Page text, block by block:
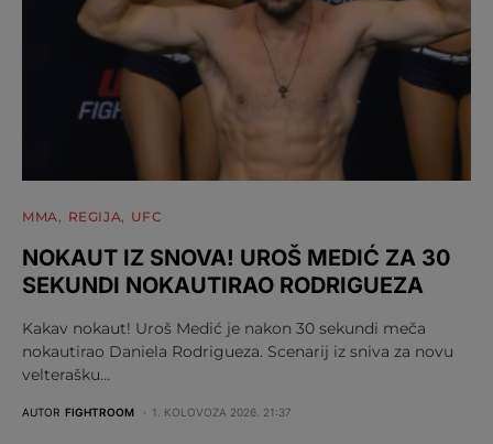
MMA REGIJA UFC
NOKAUT IZ SNOVA! UROŠ MEDIĆ ZA 30
SEKUNDI NOKAUTIRAO RODRIGUEZA
Kakav nokaut! Uroš Medić je nakon 30 sekundi meča
nokautirao Daniela Rodrigueza. Scenarij iz sniva za novu
velterašku…
AUTOR FIGHTROOM 1. KOLOVOZA 2026. 21:37